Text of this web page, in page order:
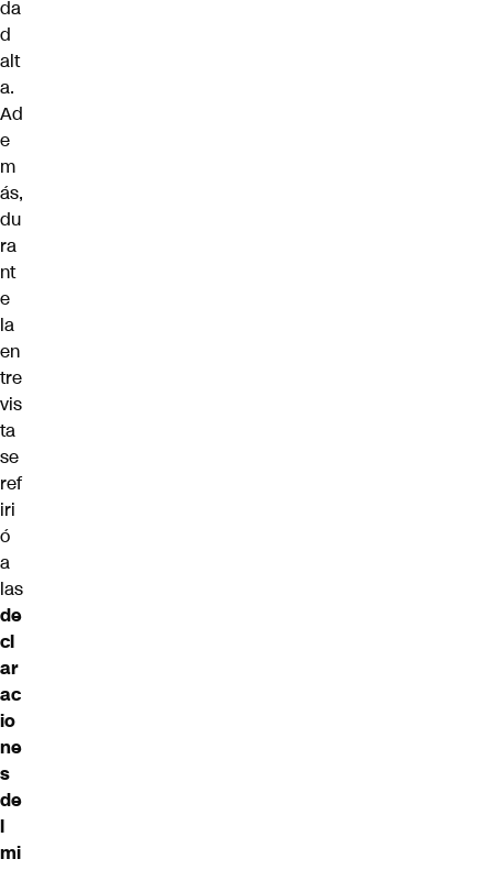
da
d
alt
a.
Ad
e
m
ás,
du
ra
nt
e
la
en
tre
vis
ta
se
ref
iri
ó
a
las
de
cl
ar
ac
io
ne
s
de
l
mi